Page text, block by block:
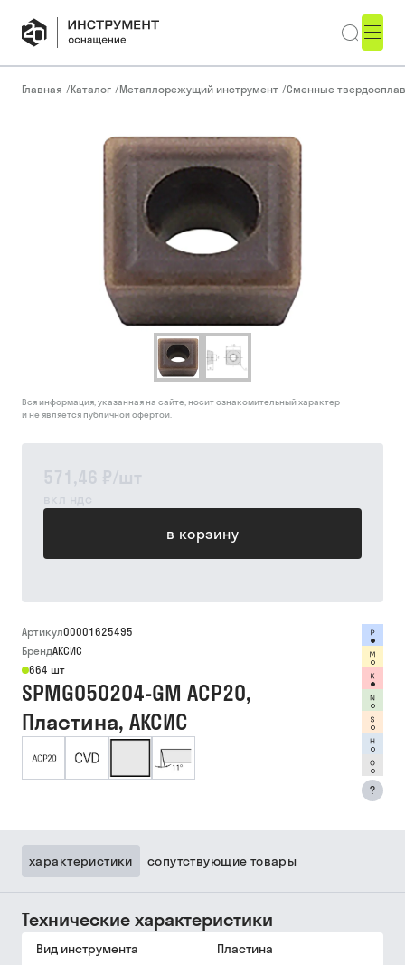
Главная /Каталог /Металлорежущий инструмент /Сменные
571,46 ₽/шт
вкл ндс
в корзину
Вся информация, указанная на сайте, носит ознакомительный характер
и не является публичной офертой.
Артикул00001625495
БрендАКСИС
664 шт
SPMG050204-GM ACP20,
Пластина, АКСИС
?
характеристики сопутствующие товары
Технические характеристики
Вид инструмента Пластина